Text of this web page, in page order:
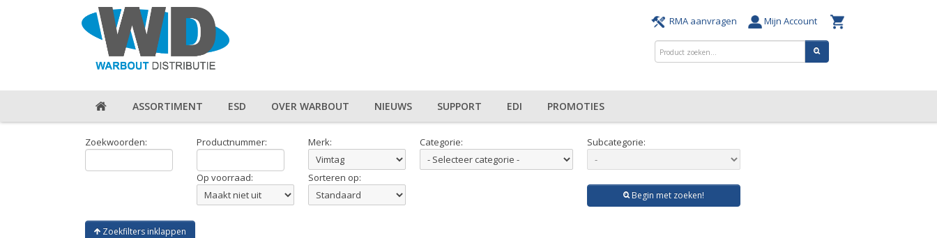
RMA aanvragen Mijn Account
ASSORTIMENT ESD OVER WARBOUT NIEUWS SUPPORT EDI PROMOTIES
Zoekwoorden: Productnummer: Merk: Categorie: Subcategorie:
Op voorraad: Sorteren op:
Begin met zoeken!
Zoekfilters inklappen